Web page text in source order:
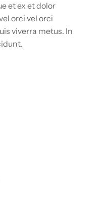
et ex et dolor
orci vel orci
viverra metus. In